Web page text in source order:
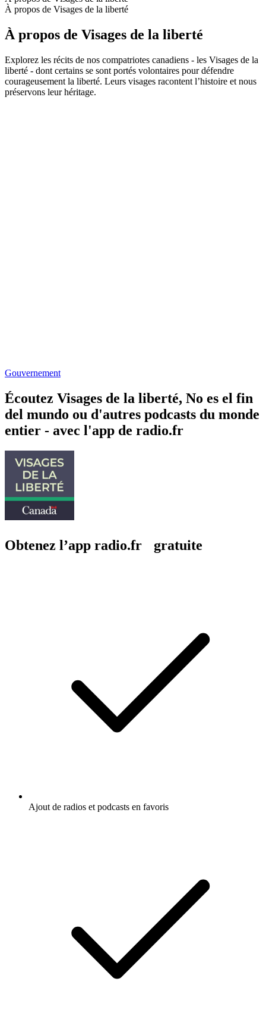
À propos de Visages de la liberté
À propos de Visages de la liberté
Explorez les récits de nos compatriotes canadiens - les Visages de la
liberté - dont certains se sont portés volontaires pour défendre
courageusement la liberté. Leurs visages racontent l’histoire et nous
préservons leur héritage.
Gouvernement
Écoutez Visages de la liberté, No es el fin
del mundo ou d'autres podcasts du monde
entier - avec l'app de radio.fr
Obtenez l’app radio.fr gratuite
Ajout de radios et podcasts en favoris